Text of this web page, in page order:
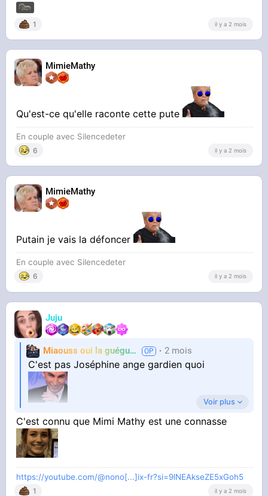
1 il y a 2 mois
MimieMathy
Qu'est-ce qu'elle raconte cette pute
En couple avec Silencedeter
6 il y a 2 mois
MimieMathy
Putain je vais la défoncer
En couple avec Silencedeter
6 il y a 2 mois
Juju
Miaouss oui la guéguérre TF6 2 mois
C'est pas Joséphine ange gardien quoi
Voir plus
C'est connu que Mimi Mathy est une connasse
https://youtube.com/@nono[...]ix-fr?si=9lNEAkseZE5xGoh5
1 il y a 2 mois